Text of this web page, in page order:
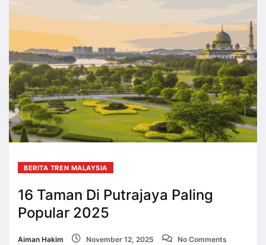
BERITA TREN MALAYSIA
16 Taman Di Putrajaya Paling
Popular 2025
Aiman Hakim November 12, 2025 No Comments